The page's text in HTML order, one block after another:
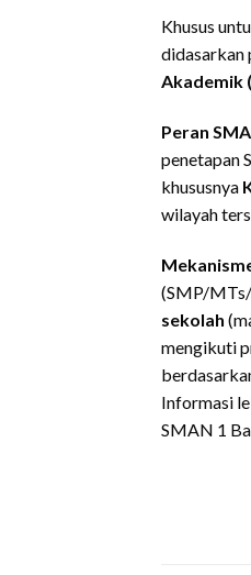
Khusus
didasarkan
Akademik
Peran
penetapan
khususnya
wilayah
(SMP/
sekolah
mengikuti
Informasi
SMAN 1